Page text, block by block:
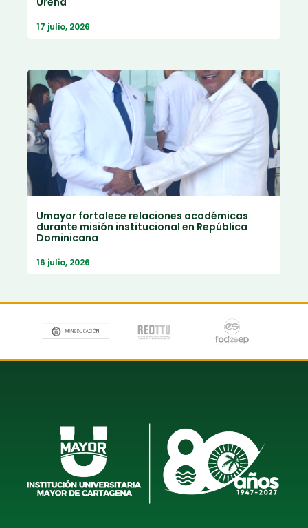
17 julio, 2026
Umayor fortalece relaciones académicas
durante misión institucional en República
Dominicana
16 julio, 2026